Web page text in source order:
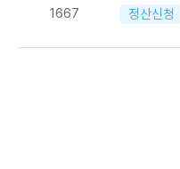
1667 정산신청